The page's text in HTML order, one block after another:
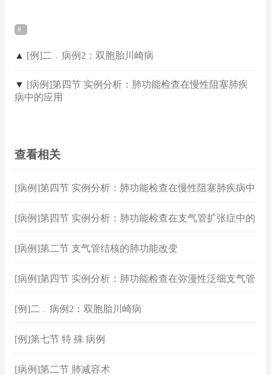
▲ [例]二﹒病例2：双胞胎川崎病
▼ [病例]第四节 实例分析：肺功能检查在慢性阻塞肺疾
病中的应用
查看相关
[病例]第四节 实例分析：肺功能检查在慢性阻塞肺疾病中
[病例]第四节 实例分析：肺功能检查在支气管扩张症中的
[病例]第二节 支气管结核的肺功能改变
[病例]第四节 实例分析：肺功能检查在弥漫性泛细支气管
[例]二﹒病例2：双胞胎川崎病
[例]第七节 特 殊 病例
[病例]第二节 肺减容术